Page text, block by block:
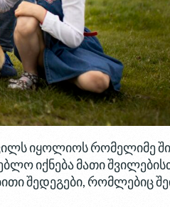
იყოლიოს რომელიმე
იქნება მათი
შედეგები, რომლებიც